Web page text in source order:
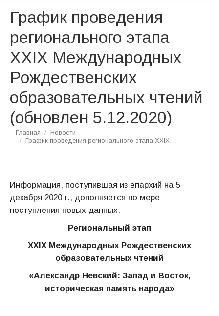
График проведения
регионального этапа
XXIX Международных
Рождественских
образовательных чтений
(обновлен 5.12.2020)
Вы здесь:
Главная
Новости
График проведения регионального этапа XXIX…
Информация, поступившая из епархий на 5
декабря 2020 г., дополняется по мере
поступления новых данных.
Региональный этап
XXIХ Международных Рождественских
образовательных чтений
«Александр Невский: Запад и Восток,
историческая память народа»